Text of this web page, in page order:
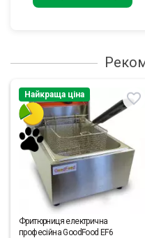
Найкраща ціна
Фритюрниця електрична
професійна GoodFood EF6